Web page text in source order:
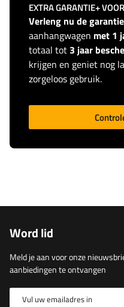
EXTRA GARANTIE+
Verleng nu de garantie
aanhangwagen met 1
totaal tot 3 jaar
krijgen en geniet nog
zorgeloos gebruik.
Word lid
Meld je aan voor onze
aanbiedingen te ontvangen
Vul uw emailadres in